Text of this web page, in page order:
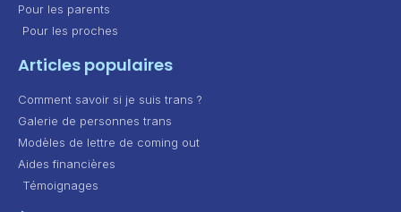
Pour les parents
Pour les proches
Articles populaires
Comment savoir si je suis trans ?
Galerie de personnes trans
Modèles de lettre de coming out
Aides financières
Témoignages